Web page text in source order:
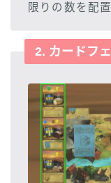
限りの数を配置
2. カードフ